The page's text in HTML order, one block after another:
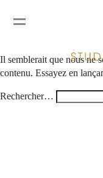
Rien ici
Il semblerait que nous ne
contenu. Essayez en
Rechercher…